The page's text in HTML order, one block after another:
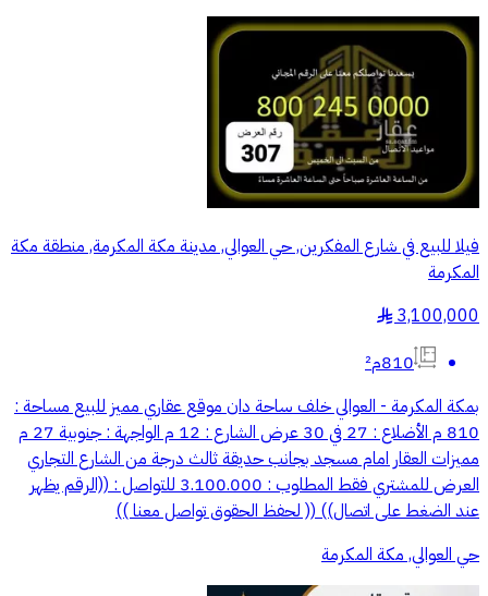
فيلا للبيع في شارع المفكرين, حي العوالي, مدينة مكة المكرمة, منطقة مكة
المكرمة
3,100,000
§
810م²
بمكة المكرمة - العوالي خلف ساحة دان موقع عقاري مميز للبيع مساحة :
810 م الأضلاع : 27 في 30 عرض الشارع : 12 م الواجهة : جنوبية 27 م
مميزات العقار امام مسجد بجانب حديقة ثالث درجة من الشارع التجاري
العرض للمشتري فقط المطلوب : 3.100.000 للتواصل : ((الرقم يظهر
عند الضغط على اتصال)) (( لحفظ الحقوق تواصل معنا ))
حي العوالي, مكة المكرمة